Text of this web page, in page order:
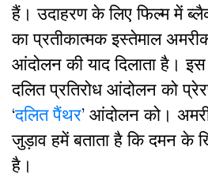
हैं। उदाहरण के लिए फिल्म में
का प्रतीकात्मक इस्तेमाल
आंदोलन की याद दिलाता है।
दलित प्रतिरोध आंदोलन को
‘दलित पैंथर’ आंदोलन को।
जुड़ाव हमें बताता है कि दमन के
है।